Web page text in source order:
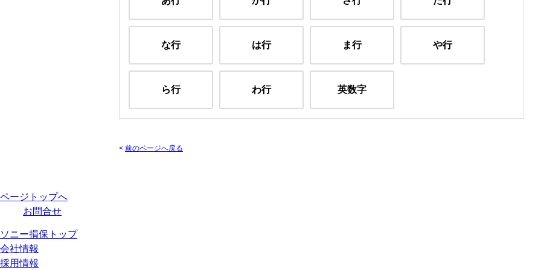
な行 は行 ま行 や行
ら行 わ行 英数字
< 前のページへ戻る
ページトップへ
お問合せ
ソニー損保トップ
会社情報
採用情報